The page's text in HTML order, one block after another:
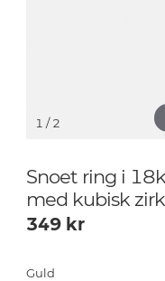
1 / 2
Snoet ring i
med kubisk
349 kr
Guld